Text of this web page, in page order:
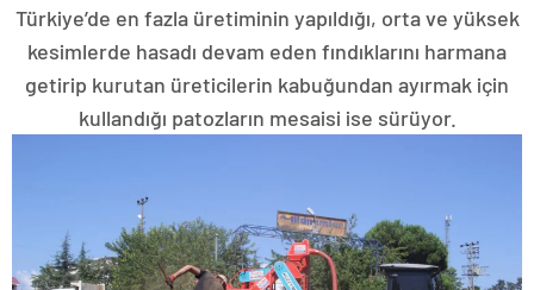
Türkiye’de en fazla üretiminin yapıldığı, orta ve yüksek
kesimlerde hasadı devam eden fındıklarını harmana
getirip kurutan üreticilerin kabuğundan ayırmak için
kullandığı patozların mesaisi ise sürüyor.